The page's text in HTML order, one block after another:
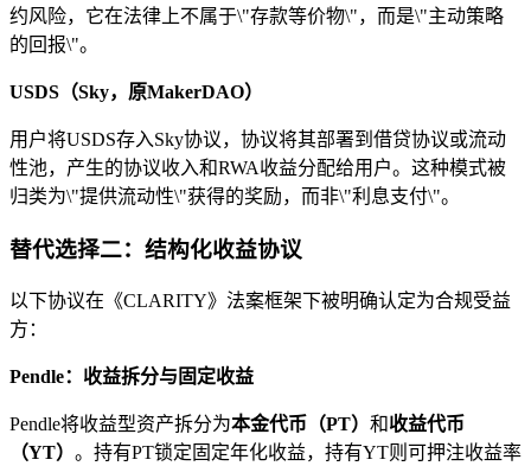
约风险，它在法律上不属于\"存款等价物\"，而是\"主动策略
的回报\"。
USDS（Sky，原MakerDAO）
用户将USDS存入Sky协议，协议将其部署到借贷协议或流动
性池，产生的协议收入和RWA收益分配给用户。这种模式被
归类为\"提供流动性\"获得的奖励，而非\"利息支付\"。
替代选择二：结构化收益协议
以下协议在《CLARITY》法案框架下被明确认定为合规受益
方：
Pendle：收益拆分与固定收益
Pendle将收益型资产拆分为本金代币（PT） 和收益代币
（YT） 。持有PT锁定固定年化收益，持有YT则可押注收益率